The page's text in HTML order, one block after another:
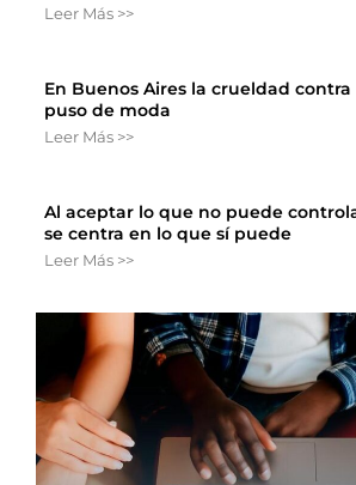
Leer Más >>
En Buenos Aires la crueldad contra
puso de moda
Leer Más >>
Al aceptar lo que no puede
se centra en lo que sí puede
Leer Más >>